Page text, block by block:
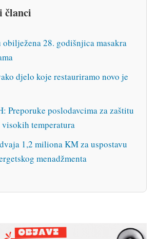
članci
obilježena 28. godišnjica masakra
djelo koje restauriramo novo je
Preporuke poslodavcima za zaštitu
temperatura
1,2 miliona KM za uspostavu
menadžmenta